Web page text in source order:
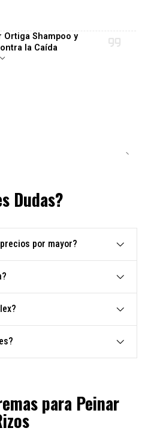
Ortiga Shampoo y
la Caída
Dudas?
por mayor?
para Peinar